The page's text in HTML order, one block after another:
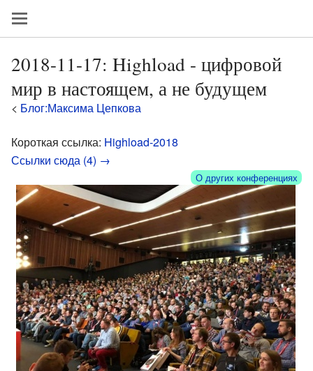
2018-11-17: Highload - цифровой
мир в настоящем, а не будущем
< Блог:Максима Цепкова
Короткая ссылка: Highload-2018
Ссылки сюда (4) →
О других конференциях